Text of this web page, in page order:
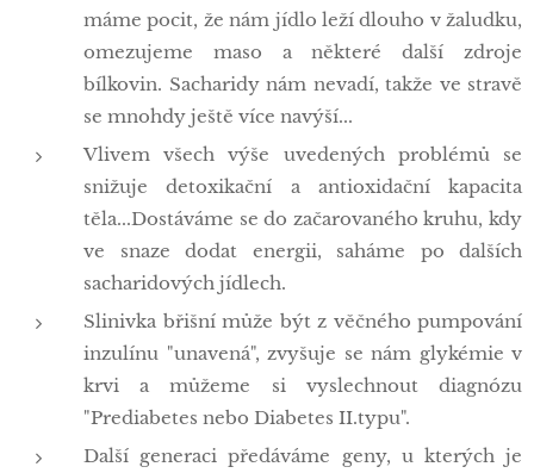
máme pocit, že nám jídlo leží dlouho v žaludku,
omezujeme maso a některé další zdroje
bílkovin. Sacharidy nám nevadí, takže ve stravě
se mnohdy ještě více navýší...
Vlivem všech výše uvedených problémů se
snižuje detoxikační a antioxidační kapacita
těla...Dostáváme se do začarovaného kruhu, kdy
ve snaze dodat energii, saháme po dalších
sacharidových jídlech.
Slinivka břišní může být z věčného pumpování
inzulínu "unavená", zvyšuje se nám glykémie v
krvi a můžeme si vyslechnout diagnózu
"Prediabetes nebo Diabetes II.typu".
Další generaci předáváme geny, u kterých je